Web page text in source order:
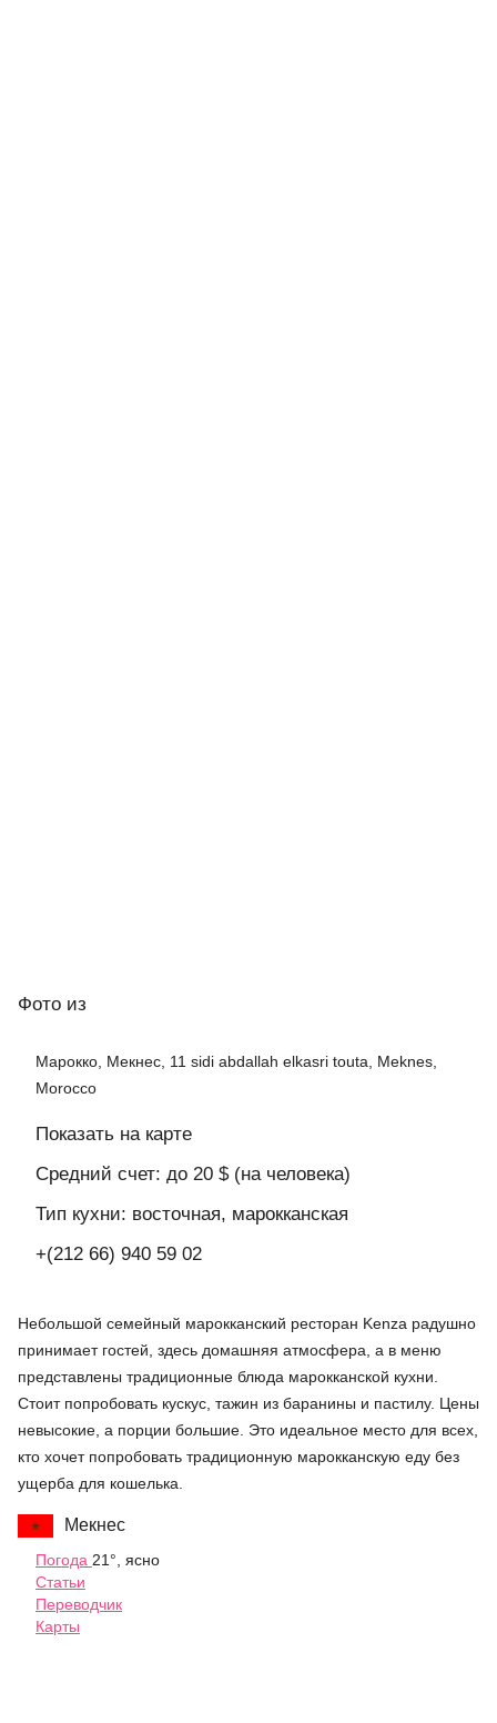
Фото из
Марокко, Мекнес, 11 sidi abdallah elkasri touta, Meknes,
Morocco
Показать на карте
Средний счет: до 20 $ (на человека)
Тип кухни: восточная, марокканская
+(212 66) 940 59 02
Небольшой семейный марокканский ресторан Kenza радушно
принимает гостей, здесь домашняя атмосфера, а в меню
представлены традиционные блюда марокканской кухни.
Стоит попробовать кускус, тажин из баранины и пастилу. Цены
невысокие, а порции большие. Это идеальное место для всех,
кто хочет попробовать традиционную марокканскую еду без
ущерба для кошелька.
Мекнес
Погода 21°, ясно
Статьи
Переводчик
Карты